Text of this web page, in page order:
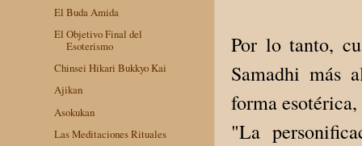
Por lo tanto,
Samadhi más
forma
"La
El Buda Amida
El Objetivo Final del
Esoterismo
Chinsei Hikari Bukkyo Kai
Ajikan
Asokukan
Las Meditaciones Rituales